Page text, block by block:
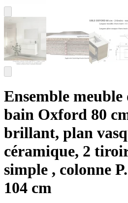
Ensemble meuble
bain Oxford 80
brillant, plan
céramique, 2
simple , colonne
104 cm